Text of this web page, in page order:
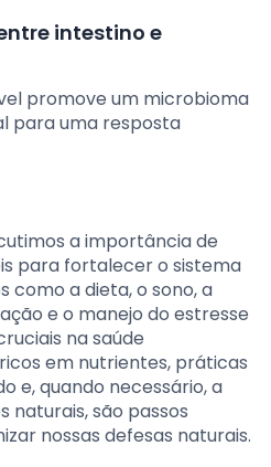
intestino e
promove um microbioma
para uma resposta
a importância de
para fortalecer o sistema
como a dieta, o sono, a
e o manejo do estresse
na saúde
em nutrientes, práticas
e, quando necessário, a
naturais, são passos
nossas defesas naturais.